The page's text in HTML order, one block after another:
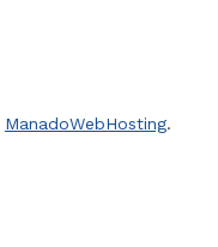
ManadoWebHosting.